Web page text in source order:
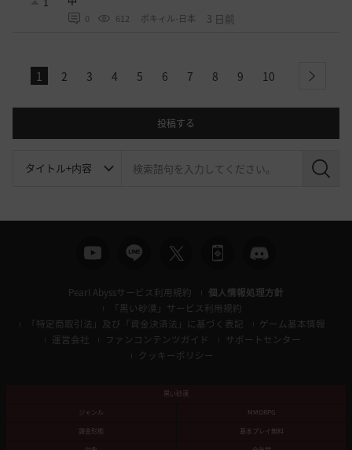
0 612 ポキィル-日本 3 日前
1 2 3 4 5 6 7 8 9 10 next
投稿する
検
Pearl Abyssサービス利用規約
個人情報処理方針
「黒い砂漠」サービス利用規約
「特定商取引法」及び「資金決済法」に基づく表記
ゲーム基本情報
運営会社
ファンコンテンツガイド
サポートセンター
クッキーポリシー
黒い砂漠
ジャンル
MMORPG
課金形態
基本プレイ無料